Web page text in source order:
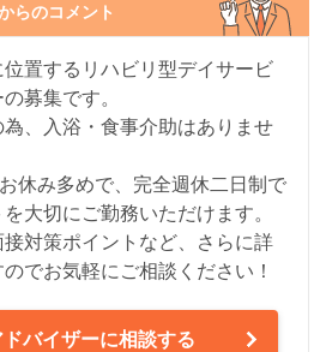
らのコメント
置するリハビリ型デイサービ
募集です。
、入浴・食事介助はありませ
休み多めで、完全週休二日制で
大切にご勤務いただけます。
対策ポイントなど、さらに詳
でお気軽にご相談ください！
バイザーに相談する